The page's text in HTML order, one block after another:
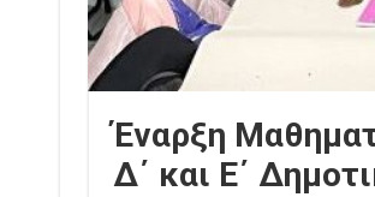
Έναρξη
Δ΄ και Ε΄